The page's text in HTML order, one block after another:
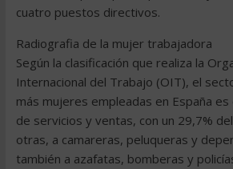
cuatro puestos directivos.
Radiografia de la mujer trabajadora
Según la clasificación que realiza la
Internacional del Trabajo (OIT), el
más mujeres empleadas en España
de servicios y ventas, con un 29,7%
otras, a camareras, peluqueras y
también a azafatas, bomberas y